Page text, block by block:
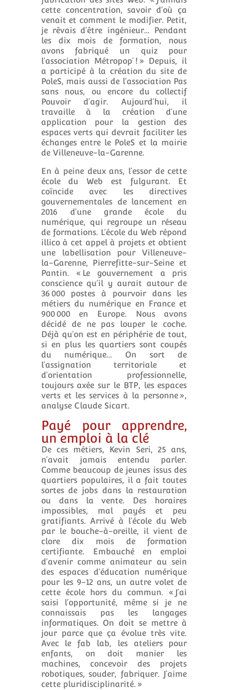
cette concentration, savoir d’où ça
venait et comment le modifier. Petit,
je rêvais d’être ingénieur… Pendant
les dix mois de formation, nous
avons fabriqué un quiz pour
l’association Métropop’ ! » Depuis, il
a participé à la création du site de
PoleS, mais aussi de l’association Pas
sans nous, ou encore du collectif
Pouvoir d’agir. Aujourd’hui, il
travaille à la création d’une
application pour la gestion des
espaces verts qui devrait faciliter les
échanges entre le PoleS et la mairie
de Villeneuve-la-Garenne.
En à peine deux ans, l’essor de cette
école du Web est fulgurant. Et
coïncide avec les directives
gouvernementales de lancement en
2016 d’une grande école du
numérique, qui regroupe un réseau
de formations. L’école du Web répond
illico à cet appel à projets et obtient
une labellisation pour Villeneuve-
la-Garenne, Pierrefitte-sur-Seine et
Pantin. « Le gouvernement a pris
conscience qu’il y aurait autour de
36 000 postes à pourvoir dans les
métiers du numérique en France et
900 000 en Europe. Nous avons
décidé de ne pas louper le coche.
Déjà qu’on est en périphérie de tout,
si en plus les quartiers sont coupés
du numérique… On sort de
l’assignation territoriale et
d’orientation professionnelle,
toujours axée sur le BTP, les espaces
verts et les services à la personne »,
analyse Claude Sicart.
Payé pour apprendre,
un emploi à la clé
De ces métiers, Kevin Seri, 25 ans,
n’avait jamais entendu parler.
Comme beaucoup de jeunes issus des
quartiers populaires, il a fait toutes
sortes de jobs dans la restauration
ou dans la vente. Des horaires
impossibles, mal payés et peu
gratifiants. Arrivé à l’école du Web
par le bouche-à-oreille, il vient de
clore dix mois de formation
certifiante. Embauché en emploi
d’avenir comme animateur au sein
des espaces d’éducation numérique
pour les 9-12 ans, un autre volet de
cette école hors du commun. « J’ai
saisi l’opportunité, même si je ne
connaissais pas les langages
informatiques. On doit se mettre à
jour parce que ça évolue très vite.
Avec le fab lab, les ateliers pour
enfants, on doit manier les
machines, concevoir des projets
robotiques, souder, fabriquer. J’aime
cette pluridisciplinarité. »